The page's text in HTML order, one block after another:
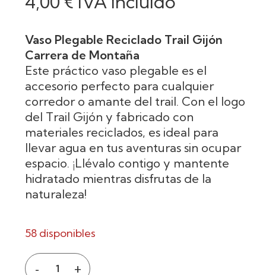
Vaso Plegable Reciclado Trail Gijón
Carrera de Montaña
Este práctico vaso plegable es el
accesorio perfecto para cualquier
corredor o amante del trail. Con el logo
del Trail Gijón y fabricado con
materiales reciclados, es ideal para
llevar agua en tus aventuras sin ocupar
espacio. ¡Llévalo contigo y mantente
hidratado mientras disfrutas de la
naturaleza!
58 disponibles